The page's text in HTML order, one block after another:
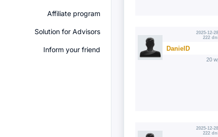
Affiliate program
Solution for Advisors
Inform your friend
2025-12-
222
DanielD
20
2025-12-
222